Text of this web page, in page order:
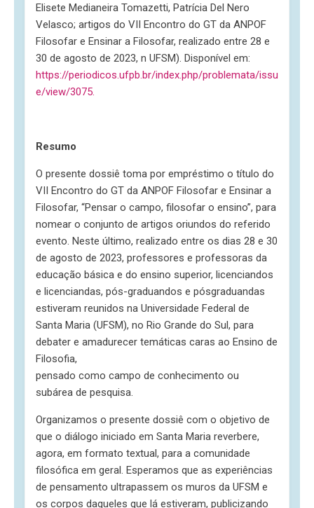
Elisete Medianeira Tomazetti, Patrícia Del Nero
Velasco; artigos do VII Encontro do GT da ANPOF
Filosofar e Ensinar a Filosofar, realizado entre 28 e
30 de agosto de 2023, n UFSM). Disponível em:
https://periodicos.ufpb.br/index.php/problemata/issu
e/view/3075.
Resumo
O presente dossiê toma por empréstimo o título do
VII Encontro do GT da ANPOF Filosofar e Ensinar a
Filosofar, “Pensar o campo, filosofar o ensino”, para
nomear o conjunto de artigos oriundos do referido
evento. Neste último, realizado entre os dias 28 e 30
de agosto de 2023, professores e professoras da
educação básica e do ensino superior, licenciandos
e licenciandas, pós-graduandos e pósgraduandas
estiveram reunidos na Universidade Federal de
Santa Maria (UFSM), no Rio Grande do Sul, para
debater e amadurecer temáticas caras ao Ensino de
Filosofia,
pensado como campo de conhecimento ou
subárea de pesquisa.
Organizamos o presente dossiê com o objetivo de
que o diálogo iniciado em Santa Maria reverbere,
agora, em formato textual, para a comunidade
filosófica em geral. Esperamos que as experiências
de pensamento ultrapassem os muros da UFSM e
os corpos daqueles que lá estiveram, publicizando